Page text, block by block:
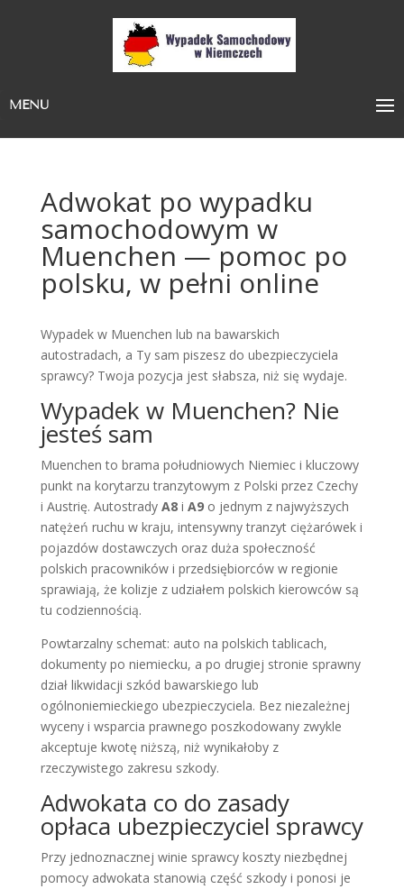
MENU
Adwokat po wypadku
samochodowym w
Muenchen — pomoc po
polsku, w pełni online
Wypadek w Muenchen lub na bawarskich
autostradach, a Ty sam piszesz do ubezpieczyciela
sprawcy? Twoja pozycja jest słabsza, niż się wydaje.
Wypadek w Muenchen? Nie
jesteś sam
Muenchen to brama południowych Niemiec i kluczowy
punkt na korytarzu tranzytowym z Polski przez Czechy
i Austrię. Autostrady A8i A9o jednym z najwyższych
natężeń ruchu w kraju, intensywny tranzyt ciężarówek i
pojazdów dostawczych oraz duża społeczność
polskich pracowników i przedsiębiorców w regionie
sprawiają, że kolizje z udziałem polskich kierowców są
tu codziennością.
Powtarzalny schemat: auto na polskich tablicach,
dokumenty po niemiecku, a po drugiej stronie sprawny
dział likwidacji szkód bawarskiego lub
ogólnoniemieckiego ubezpieczyciela. Bez niezależnej
wyceny i wsparcia prawnego poszkodowany zwykle
akceptuje kwotę niższą, niż wynikałoby z
rzeczywistego zakresu szkody.
Adwokata co do zasady
opłaca ubezpieczyciel sprawcy
Przy jednoznacznej winie sprawcy koszty niezbędnej
pomocy adwokata stanowią część szkody i ponosi je